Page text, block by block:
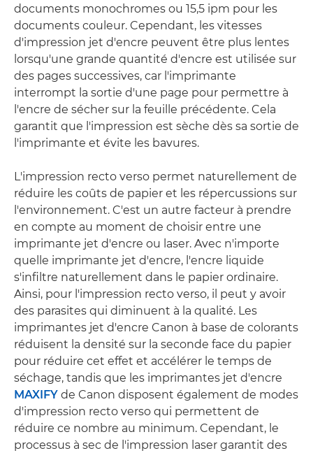
documents monochromes ou 15,5 ipm pour les
documents couleur. Cependant, les vitesses
d'impression jet d'encre peuvent être plus lentes
lorsqu'une grande quantité d'encre est utilisée sur
des pages successives, car l'imprimante
interrompt la sortie d'une page pour permettre à
l'encre de sécher sur la feuille précédente. Cela
garantit que l'impression est sèche dès sa sortie de
l'imprimante et évite les bavures.
L'impression recto verso permet naturellement de
réduire les coûts de papier et les répercussions sur
l'environnement. C'est un autre facteur à prendre
en compte au moment de choisir entre une
imprimante jet d'encre ou laser. Avec n'importe
quelle imprimante jet d'encre, l'encre liquide
s'infiltre naturellement dans le papier ordinaire.
Ainsi, pour l'impression recto verso, il peut y avoir
des parasites qui diminuent à la qualité. Les
imprimantes jet d'encre Canon à base de colorants
réduisent la densité sur la seconde face du papier
pour réduire cet effet et accélérer le temps de
séchage, tandis que les imprimantes jet d'encre
MAXIFY de Canon disposent également de modes
d'impression recto verso qui permettent de
réduire ce nombre au minimum. Cependant, le
processus à sec de l'impression laser garantit des